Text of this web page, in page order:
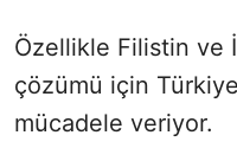
Özellikle Filistin ve
çözümü için
mücadele veriyor.